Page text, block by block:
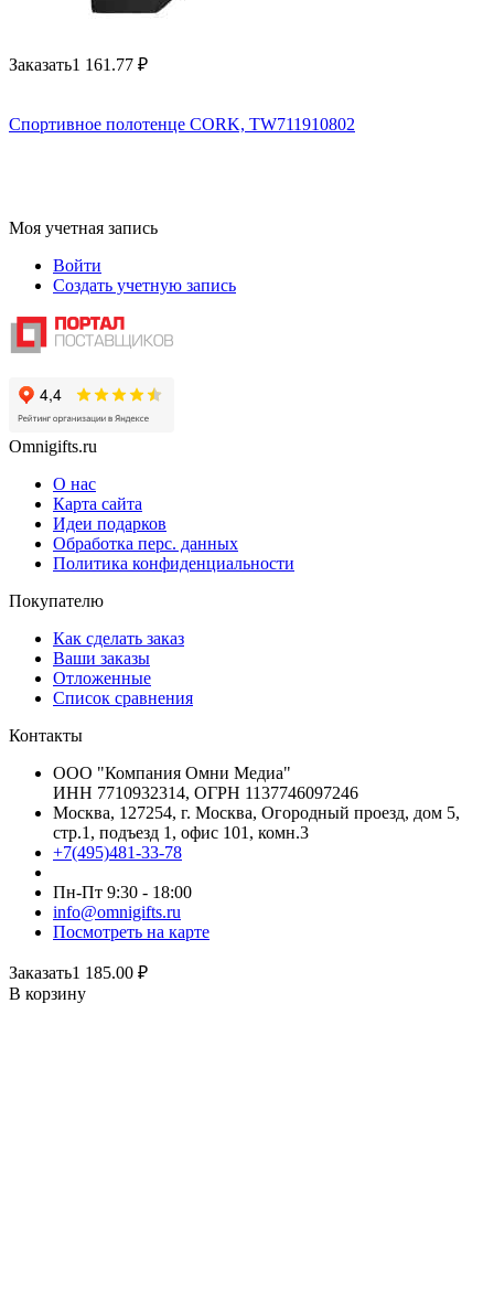
Заказать1 161.77 ₽
Спортивное полотенце CORK, TW711910802
Моя учетная запись
Войти
Создать учетную запись
Omnigifts.ru
О нас
Карта сайта
Идеи подарков
Обработка перс. данных
Политика конфиденциальности
Покупателю
Как сделать заказ
Ваши заказы
Отложенные
Список сравнения
Контакты
ООО "Компания Омни Медиа"
ИНН 7710932314, ОГРН 1137746097246
Москва, 127254, г. Москва, Огородный проезд, дом 5,
стр.1, подъезд 1, офис 101, комн.3
+7(495)481-33-78
Пн-Пт 9:30 - 18:00
info@omnigifts.ru
Посмотреть на карте
Заказать1 185.00 ₽
В корзину